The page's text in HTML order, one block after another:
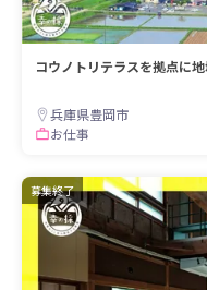
コウノトリテラスを拠点に
兵庫県豊岡市
お仕事
募集終了